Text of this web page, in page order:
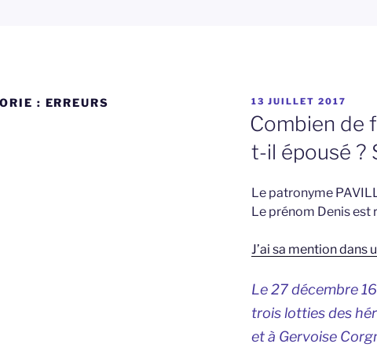
: ERREURS
PUBLIÉ
LE
13 JUILLET 2017
Combien de
t-il épousé ?
Le patronyme
Le prénom Denis est
J’ai sa mention dans
Le 27 décembre
trois lotties des
et à Gervoise